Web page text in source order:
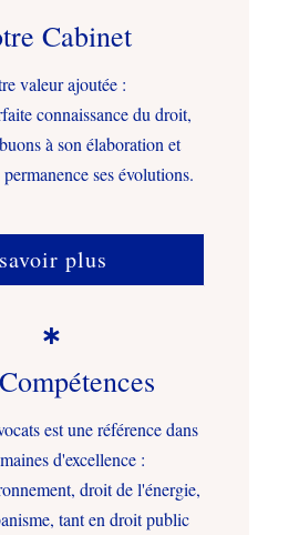
Cabinet
valeur ajoutée :
connaissance du droit,
à son élaboration et
ses évolutions.
plus

est une référence dans
d'excellence :
droit de l'énergie,
tant en droit public